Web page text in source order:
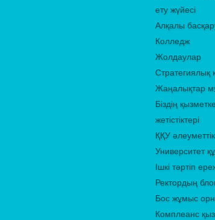
ету жүйесі
Алқалы
Колледж
Жолдаулар
Стратегиялық
Жаңалықтар
Біздің
жетістіктері
ҚҚУ
Университет
Ішкі тәртіп
Ректордың
Бос жұмыс
Комплеанс